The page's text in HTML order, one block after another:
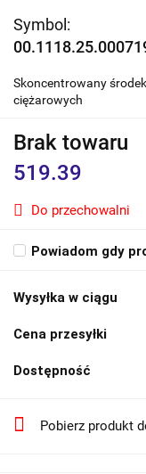
Symbol:
Skoncentrowany
ciężarowych
Brak towaru
519.39
Do przechowalni
Powiadom gdy
Wysyłka w ciągu
Cena przesyłki
Dostępność
Pobierz produkt